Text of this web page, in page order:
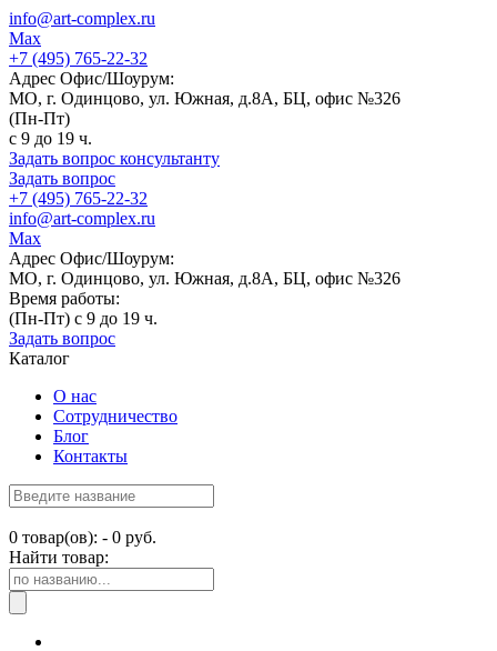
info@art-complex.ru
Max
+7 (495) 765-22-32
Адрес Офис/Шоурум:
МО, г. Одинцово, ул. Южная, д.8А, БЦ, офис №326
(Пн-Пт)
с 9 до 19 ч.
Задать вопрос консультанту
Задать вопрос
+7 (495) 765-22-32
info@art-complex.ru
Max
Адрес Офис/Шоурум:
МО, г. Одинцово, ул. Южная, д.8А, БЦ, офис №326
Время работы:
(Пн-Пт) с 9 до 19 ч.
Задать вопрос
Каталог
О нас
Сотрудничество
Блог
Контакты
0 товар(ов): - 0 руб.
Найти товар: